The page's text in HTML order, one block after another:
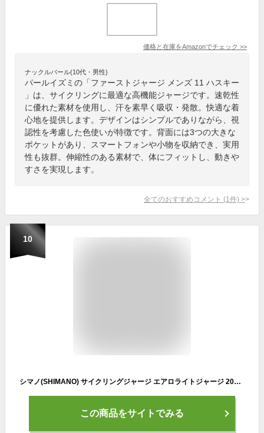
価格と在庫をAmazonでチェック >>
ナックルバール(10代・男性)
パールイズミの「ファーストジャージ メンズ 11 ハスキー
」は、サイクリングに最適な高機能ジャージです。速乾性
に優れた素材を使用し、汗を素早く吸収・発散。快適な着
心地を提供します。デザインはシンプルでありながら、視
認性を考慮した色使いが特徴です。背面には3つの大きな
ポケットがあり、スマートフォンや小物を収納でき、実用
性も抜群。伸縮性のある素材で、体にフィットし、動きや
すさを実現します。
全てのおすすめコメント (1 件) >
10
シマノ(SHIMANO) サイクリングジャージ エアロライトジャージ 2023年モデル ブロンズXS(ヨーロッパサイズ) 身長目安:157-167㎝
この商品をサイトでみる